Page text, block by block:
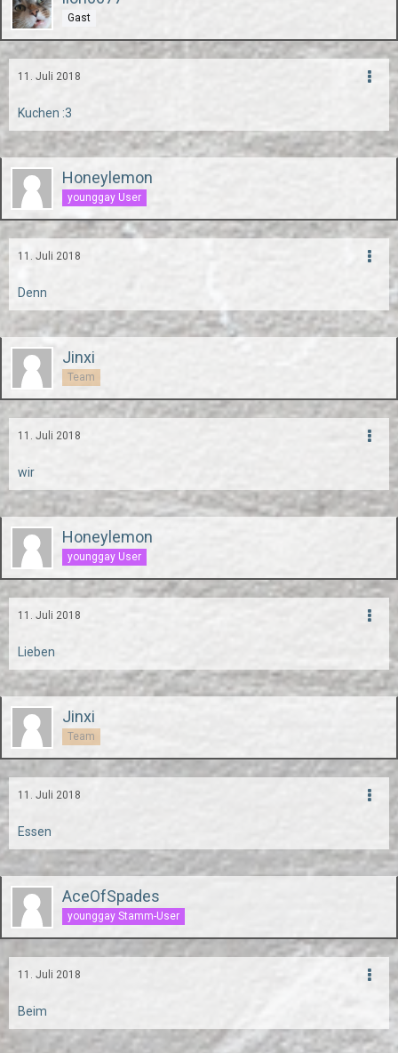
Gast
11. Juli 2018
Kuchen :3
Honeylemon
younggay User
11. Juli 2018
Denn
Jinxi
Team
11. Juli 2018
wir
Honeylemon
younggay User
11. Juli 2018
Lieben
Jinxi
Team
11. Juli 2018
Essen
AceOfSpades
younggay Stamm-User
11. Juli 2018
Beim